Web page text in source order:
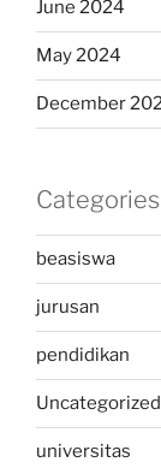
June 2024
May 2024
December
Categories
beasiswa
jurusan
pendidikan
Uncategorized
universitas